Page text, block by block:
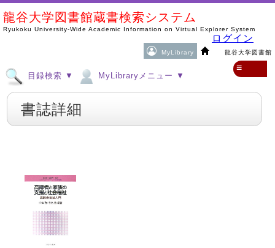
龍谷大学図書館蔵書検索システム
Ryukoku University-Wide Academic Information on Virtual Explorer System
MyLibrary 龍谷大学図書館
ログイン
目録検索 ▼ MyLibraryメニュー ▼
≡
書誌詳細